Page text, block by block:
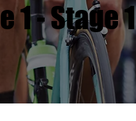
1 - Stage 1